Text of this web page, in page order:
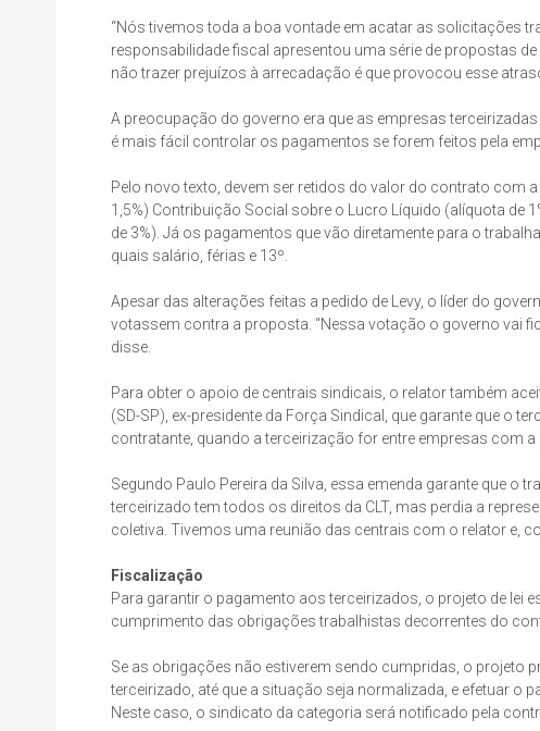
“Nós tivemos toda a boa vontade em acatar as solicitações
responsabilidade fiscal apresentou uma série de propostas
não trazer prejuízos à arrecadação é que provocou esse
A preocupação do governo era que as empresas
é mais fácil controlar os pagamentos se forem feitos pela
Pelo novo texto, devem ser retidos do valor do contrato com
1,5%) Contribuição Social sobre o Lucro Líquido (alíquota de
de 3%). Já os pagamentos que vão diretamente para o
quais salário, férias e 13º.
Apesar das alterações feitas a pedido de Levy, o líder do
votassem contra a proposta. “Nessa votação o governo vai
disse.
Para obter o apoio de centrais sindicais, o relator também
(SD-SP), ex-presidente da Força Sindical, que garante que o
contratante, quando a terceirização for entre empresas com
Segundo Paulo Pereira da Silva, essa emenda garante que o
terceirizado tem todos os direitos da CLT, mas perdia a
coletiva. Tivemos uma reunião das centrais com o relator e,
Fiscalização
Para garantir o pagamento aos terceirizados, o projeto de lei
cumprimento das obrigações trabalhistas decorrentes do
Se as obrigações não estiverem sendo cumpridas, o projeto
terceirizado, até que a situação seja normalizada, e efetuar o
Neste caso, o sindicato da categoria será notificado pela